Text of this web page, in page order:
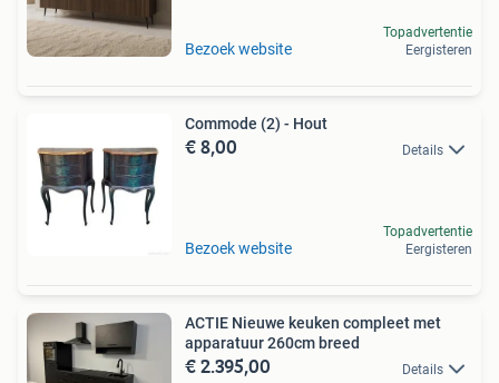
Bezoek website
Topadvertentie
Eergisteren
Commode (2) - Hout
€ 8,00 Details
Bezoek website
Topadvertentie
Eergisteren
ACTIE Nieuwe keuken compleet met
apparatuur 260cm breed
€ 2.395,00 Details